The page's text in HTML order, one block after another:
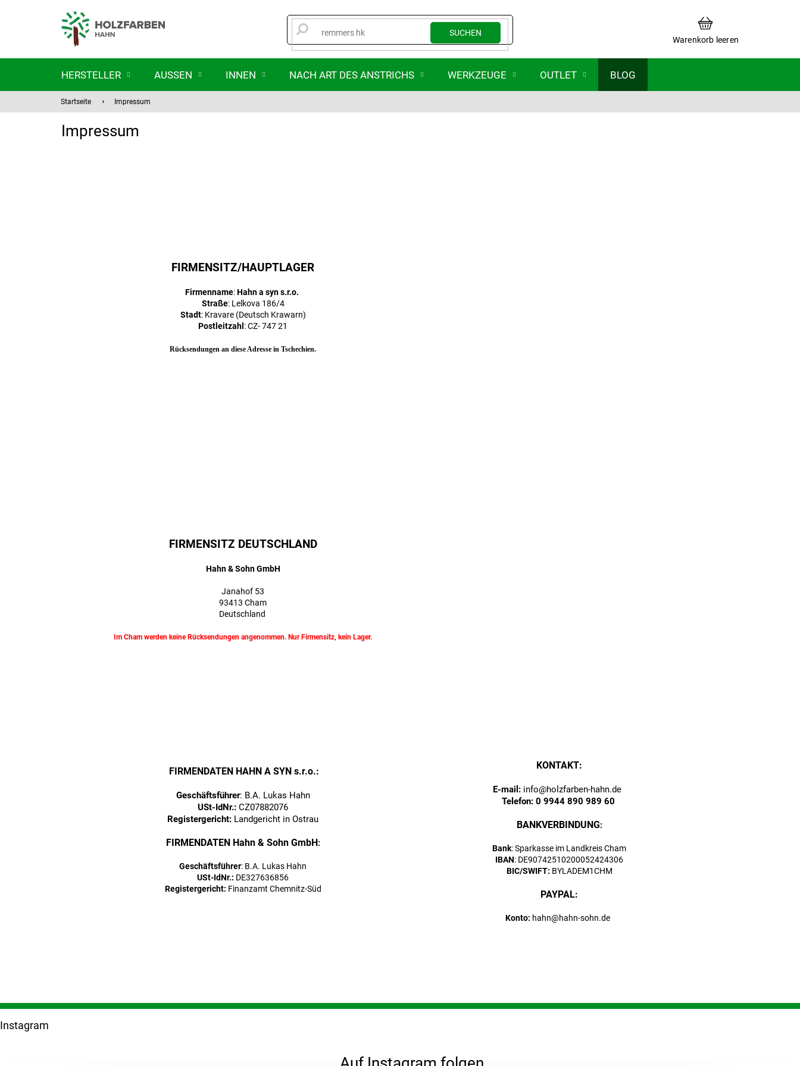
SUCHEN
WARENKORB
Warenkorb leeren
HERSTELLER AUSSEN INNEN NACH ART DES ANSTRICHS WERKZEUGE OUTLET BLOG
Startseite Impressum
Impressum
FIRMENSITZ/HAUPTLAGER
Firmenname:Hahn a syn s.r.o.
Straße: Lelkova 186/4
Stadt: Kravare (Deutsch Krawarn)
Postleitzahl : CZ- 747 21
Rücksendungen an diese Adresse in Tschechien.
FIRMENSITZ DEUTSCHLAND
Hahn & Sohn GmbH
Janahof 53
93413 Cham
Deutschland
Im Cham werden keine Rücksendungen angenommen. Nur Firmensitz, kein Lager.
FIRMENDATEN HAHN A SYN s.r.o.:
Geschäftsführer: B.A. Lukas Hahn
USt-IdNr.: CZ07882076
Registergericht: Landgericht in Ostrau
FIRMENDATEN Hahn & Sohn GmbH:
Geschäftsführer: B.A. Lukas Hahn
USt-IdNr.: DE327636856
Registergericht: Finanzamt Chemnitz-Süd
KONTAKT:
E-mail:info@holzfarben-hahn.de
Telefon: 0 9944 890 989 60
BANKVERBINDUNG:
Bank: Sparkasse im Landkreis Cham
IBAN: DE90742510200052424306
BIC/SWIFT: BYLADEM1CHM
PAYPAL:
Konto: hahn@hahn-sohn.de
F
u
Instagram